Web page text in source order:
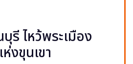
รี ไหว้พระเมือง
งขุนเขา